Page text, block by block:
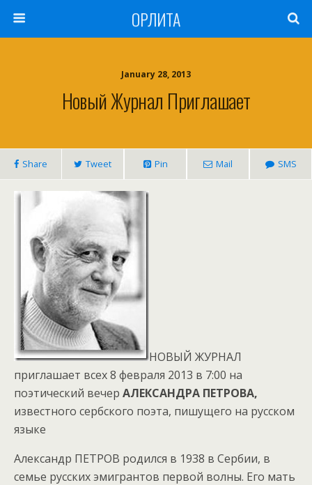
ОРЛИТА
January 28, 2013
Новый Журнал Приглашает
Share Tweet Pin Mail SMS
НОВЫЙ ЖУРНАЛ
приглашает всех 8 февраля 2013 в 7:00 на
поэтический вечер АЛЕКСАНДРА ПЕТРОВА,
известного сербского поэта, пишущего на русском
языке
Александр ПЕТРОВ родился в 1938 в Сербии, в
семье русских эмигрантов первой волны. Его мать